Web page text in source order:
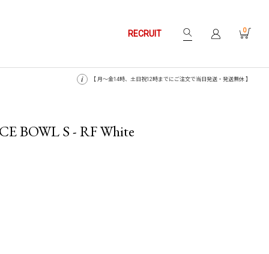
RECRUIT 0
【 月〜金14時、土日祝12時までにご注文で当日発送・発送無休 】
BOWL S - RF White